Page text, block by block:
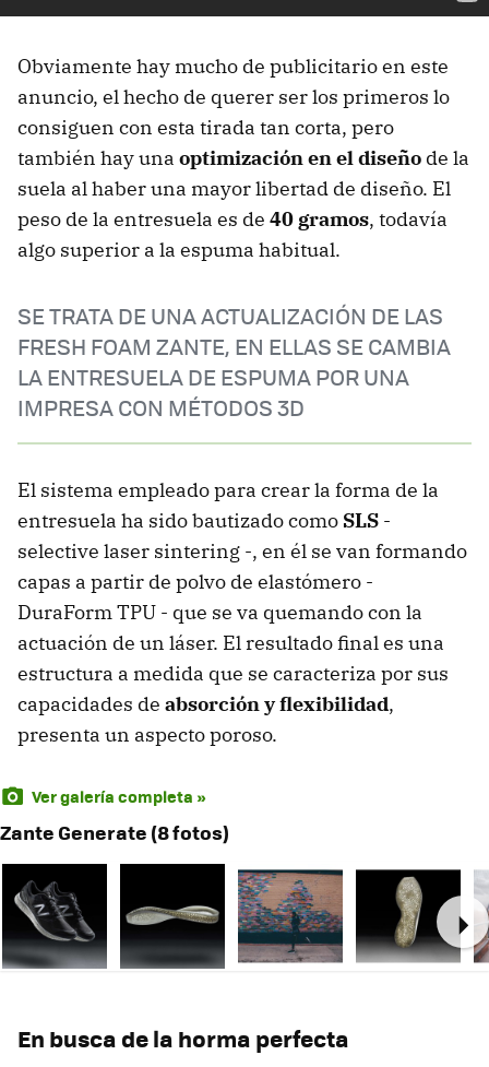
Obviamente hay mucho de publicitario en este
anuncio, el hecho de querer ser los primeros lo
consiguen con esta tirada tan corta, pero
también hay una optimización en el diseño de la
suela al haber una mayor libertad de diseño. El
peso de la entresuela es de 40 gramos, todavía
algo superior a la espuma habitual.
SE TRATA DE UNA ACTUALIZACIÓN DE LAS
FRESH FOAM ZANTE, EN ELLAS SE CAMBIA
LA ENTRESUELA DE ESPUMA POR UNA
IMPRESA CON MÉTODOS 3D
El sistema empleado para crear la forma de la
entresuela ha sido bautizado como SLS -
selective laser sintering -, en él se van formando
capas a partir de polvo de elastómero -
DuraForm TPU - que se va quemando con la
actuación de un láser. El resultado final es una
estructura a medida que se caracteriza por sus
capacidades de absorción y flexibilidad,
presenta un aspecto poroso.
Ver galería completa »
Zante Generate (8 fotos)
En busca de la horma perfecta